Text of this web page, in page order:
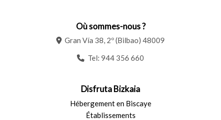
Où sommes-nous ?
Gran Vía 38, 2º (Bilbao) 48009
Tel: 944 356 660
Disfruta Bizkaia
Hébergement en Biscaye
Établissements